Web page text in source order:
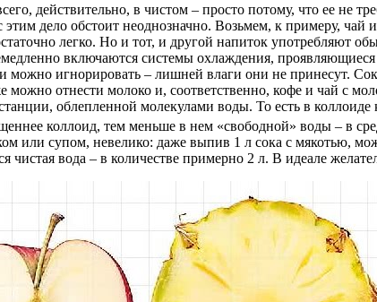
действительно, в чистом – просто потому, что ее не
дело обстоит неоднозначно. Возьмем, к примеру,
легко. Но и тот, и другой напиток употребляют
включаются системы охлаждения,
можно игнорировать – лишней влаги они не принесут.
отнести молоко и, соответственно, кофе и чай с
облепленной молекулами воды. То есть в
коллоид, тем меньше в нем «свободной» воды – в
или супом, невелико: даже выпив 1 л сока с мякотью,
чистая вода – в количестве примерно 2 л. В идеале